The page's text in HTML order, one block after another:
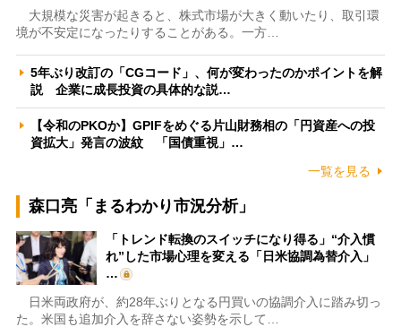
大規模な災害が起きると、株式市場が大きく動いたり、取引環
境が不安定になったりすることがある。一方…
5年ぶり改訂の「CGコード」、何が変わったのかポイントを解
説 企業に成長投資の具体的な説…
【令和のPKOか】GPIFをめぐる片山財務相の「円資産への投
資拡大」発言の波紋 「国債重視」…
一覧を見る
森口亮「まるわかり市況分析」
「トレンド転換のスイッチになり得る」“介入慣
れ”した市場心理を変える「日米協調為替介入」
…
日米両政府が、約28年ぶりとなる円買いの協調介入に踏み切っ
た。米国も追加介入を辞さない姿勢を示して…